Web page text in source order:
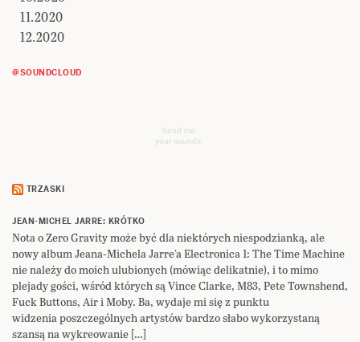
11.2020
12.2020
@SOUNDCLOUD
Send me
your sounds
TRZASKI
JEAN-MICHEL JARRE: KRÓTKO
Nota o Zero Gravity może być dla niektórych niespodzianką, ale
nowy album Jeana-Michela Jarre’a Electronica 1: The Time Machine
nie należy do moich ulubionych (mówiąc delikatnie), i to mimo
plejady gości, wśród których są Vince Clarke, M83, Pete Townshend,
Fuck Buttons, Air i Moby. Ba, wydaje mi się z punktu
widzenia poszczególnych artystów bardzo słabo wykorzystaną
szansą na wykreowanie […]